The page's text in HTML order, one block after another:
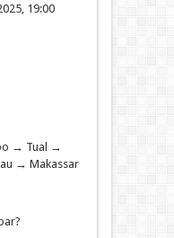
19:00
→ Tual →
→ Makassar